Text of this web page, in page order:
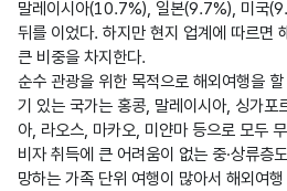
말레이시아(10.7%), 일본(9.7%), 미국
뒤를 이었다. 하지만 현지 업계에 따르면
큰 비중을 차지한다.
순수 관광을 위한 목적으로 해외여행을
기 있는 국가는 홍콩, 말레이시아, 싱가포
아, 라오스, 마카오, 미얀마 등으로 모두
비자 취득에 큰 어려움이 없는 중·상류층
망하는 가족 단위 여행이 많아서 해외여